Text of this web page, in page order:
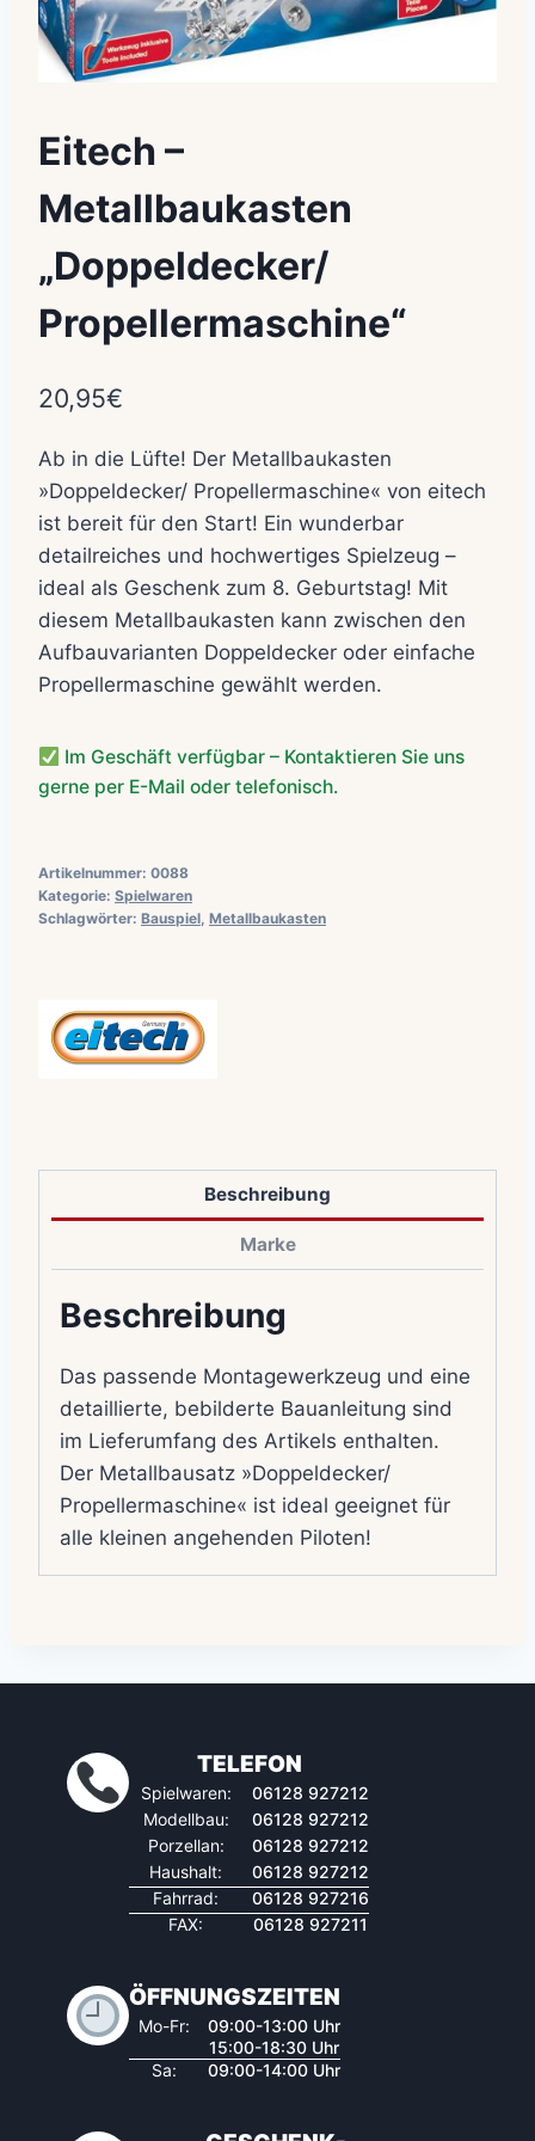
Eitech –
Metallbaukasten
„Doppeldecker/
Propellermaschine“
20,95€
Ab in die Lüfte! Der Metallbaukasten
»Doppeldecker/ Propellermaschine« von eitech
ist bereit für den Start! Ein wunderbar
detailreiches und hochwertiges Spielzeug –
ideal als Geschenk zum 8. Geburtstag! Mit
diesem Metallbaukasten kann zwischen den
Aufbauvarianten Doppeldecker oder einfache
Propellermaschine gewählt werden.
Im Geschäft verfügbar – Kontaktieren Sie uns
gerne per E-Mail oder telefonisch.
Artikelnummer: 0088
Kategorie: Spielwaren
Schlagwörter: Bauspiel Metallbaukasten
Beschreibung
Marke
Beschreibung
Das passende Montagewerkzeug und eine
detaillierte, bebilderte Bauanleitung sind
im Lieferumfang des Artikels enthalten.
Der Metallbausatz »Doppeldecker/
Propellermaschine« ist ideal geeignet für
alle kleinen angehenden Piloten!
TELEFON
Spielwaren:
06128 927212
Modellbau:
06128 927212
Porzellan:
06128 927212
Haushalt:
06128 927212
Fahrrad:
06128 927216
FAX:
06128 927211
ÖFFNUNGSZEITEN
Mo-Fr:
09:00-13:00 Uhr
15:00-18:30 Uhr
Sa:
09:00-14:00 Uhr